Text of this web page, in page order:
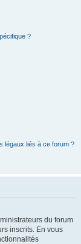
?
légaux liés à ce forum ?
du forum
inscrits. En vous